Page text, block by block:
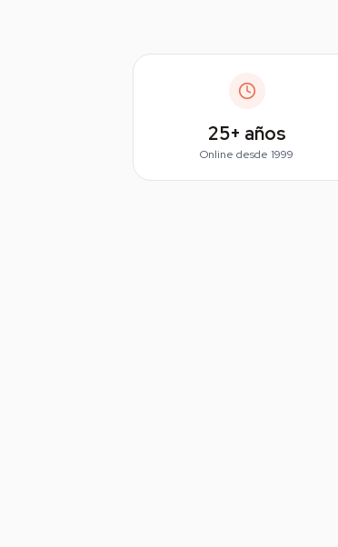
25+ años
Online desde 1999